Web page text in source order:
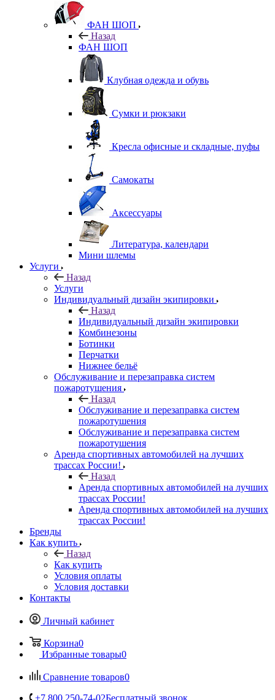
ФАН ШОП
Назад
ФАН ШОП
Клубная одежда и обувь
Сумки и рюкзаки
Кресла офисные и складные, пуфы
Самокаты
Аксессуары
Литература, календари
Мини шлемы
Услуги
Назад
Услуги
Индивидуальный дизайн экипировки
Назад
Индивидуальный дизайн экипировки
Комбинезоны
Ботинки
Перчатки
Нижнее бельё
Обслуживание и перезаправка систем
пожаротушения
Назад
Обслуживание и перезаправка систем
пожаротушения
Обслуживание и перезаправка систем
пожаротушения
Аренда спортивных автомобилей на лучших
трассах России!
Назад
Аренда спортивных автомобилей на лучших
трассах России!
Аренда спортивных автомобилей на лучших
трассах России!
Бренды
Как купить
Назад
Как купить
Условия оплаты
Условия доставки
Контакты
Личный кабинет
Корзина0
Избранные товары0
Сравнение товаров0
+7 800 250-74-02Бесплатный звонок